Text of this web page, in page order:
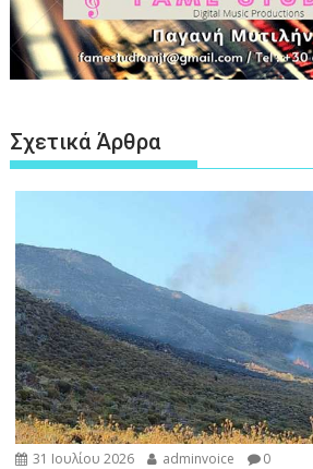
Σχετικά Άρθρα
31 Ιουλίου 2026 adminvoice 0